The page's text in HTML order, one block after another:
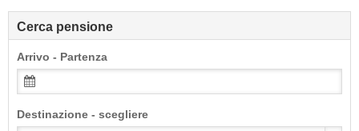
Cerca pensione
Arrivo - Partenza
Destinazione - scegliere